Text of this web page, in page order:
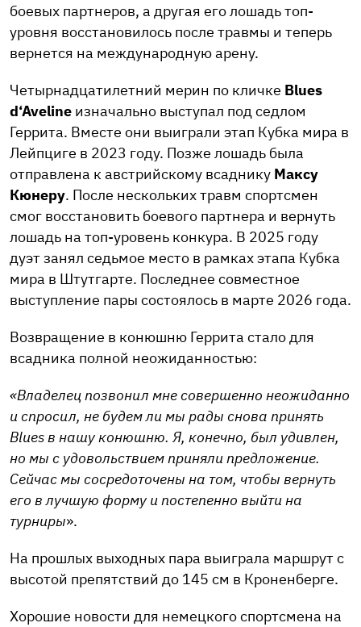
боевых партнеров, а другая его лошадь топ-
уровня восстановилось после травмы и теперь
вернется на международную арену.
Четырнадцатилетний мерин по кличке Blues
d‘Aveline изначально выступал под седлом
Геррита. Вместе они выиграли этап Кубка мира в
Лейпциге в 2023 году. Позже лошадь была
отправлена к австрийскому всаднику Максу
Кюнеру. После нескольких травм спортсмен
смог восстановить боевого партнера и вернуть
лошадь на топ-уровень конкура. В 2025 году
дуэт занял седьмое место в рамках этапа Кубка
мира в Штутгарте. Последнее совместное
выступление пары состоялось в марте 2026 года.
Возвращение в конюшню Геррита стало для
всадника полной неожиданностью:
«Владелец позвонил мне совершенно неожиданно
и спросил, не будем ли мы рады снова принять
Blues в нашу конюшню. Я, конечно, был удивлен,
но мы с удовольствием приняли предложение.
Сейчас мы сосредоточены на том, чтобы вернуть
его в лучшую форму и постепенно выйти на
турниры».
На прошлых выходных пара выиграла маршрут с
высотой препятствий до 145 см в Кроненберге.
Хорошие новости для немецкого спортсмена на